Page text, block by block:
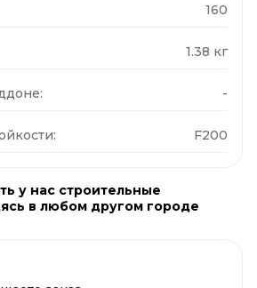
160
1.38 кг
-
F200
у нас строительные
в любом другом городе